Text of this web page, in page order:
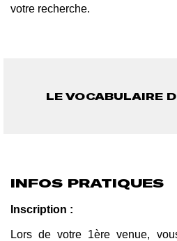
votre recherche.
LE VOCABULAIRE
INFOS PRATIQUES
Inscription :
Lors de votre 1ère venue,